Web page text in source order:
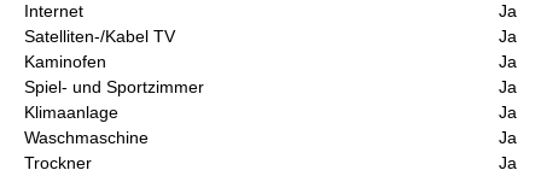
Internet
Ja
Satelliten-/Kabel TV
Ja
Kaminofen
Ja
Spiel- und Sportzimmer
Ja
Klimaanlage
Ja
Waschmaschine
Ja
Trockner
Ja